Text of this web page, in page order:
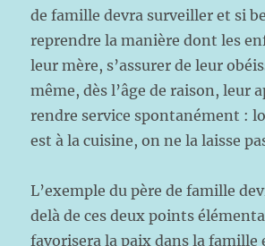
de famille devra surveiller et si
reprendre la manière dont les
leur mère, s’assurer de leur
même, dès l’âge de raison, leur
rendre service spontanément :
est à la cuisine, on ne la laisse
L’exemple du père de famille
delà de ces deux points
favorisera la paix dans la famille